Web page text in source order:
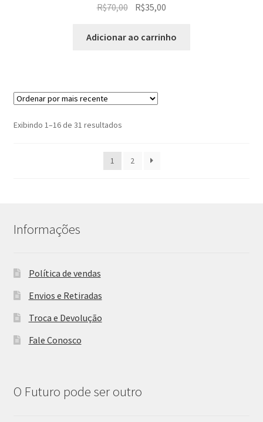
R$70,00
original
R$35,00
atual
Adicionar ao carrinho
Exibindo 1–16 de 31 resultadosClassificado
mais
recente
1 2
Informações
Política de vendas
Envios e Retiradas
Troca e Devolução
Fale Conosco
O Futuro pode ser outro